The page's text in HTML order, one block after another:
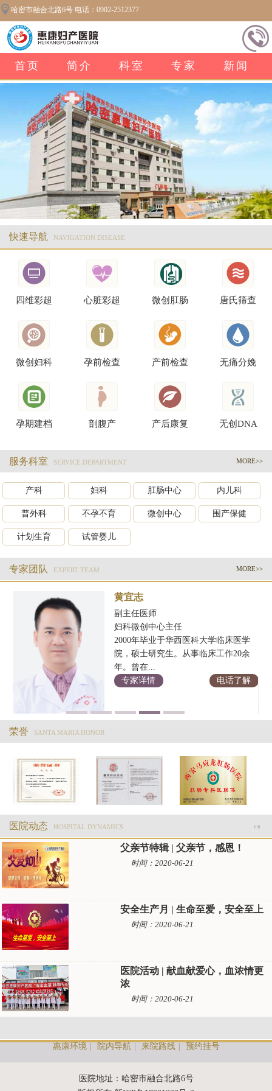
哈密市融合北路6号 电话：0902-2512377
首页 简介 科室 专家 新闻
快速导航 NAVIGATION DISEASE
四维彩超 心脏彩超 微创肛肠 唐氏筛查
微创妇科 孕前检查 产前检查 无痛分娩
孕期建档 剖腹产 产后康复 无创DNA
服务科室 SERVICE DEPARTMENT MORE>>
产科 妇科 肛肠中心 内儿科
普外科 不孕不育 微创中心 围产保健
计划生育 试管婴儿
专家团队 EXPERT TEAM MORE>>
黄宜志
副主任医师
妇科微创中心主任
2000年毕业于华西医科大学临床医学
院，硕士研究生。从事临床工作20余
年。曾在...
专家详情
电话了解
荣誉 SANTA MARIA HONOR
医院动态 HOSPITAL DYNAMICS
父亲节特辑 | 父亲节，感恩！
时间：2020-06-21
安全生产月 | 生命至爱，安全至上
时间：2020-06-21
医院活动 | 献血献爱心，血浓情更
浓
时间：2020-06-21
惠康环境 | 院内导航 | 来院路线 | 预约挂号
医院地址：哈密市融合北路6号